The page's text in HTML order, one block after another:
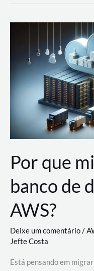
Soluções
AWS
Por que
banco de
AWS?
Deixe um comentário/
Jefte Costa
Está pensando em